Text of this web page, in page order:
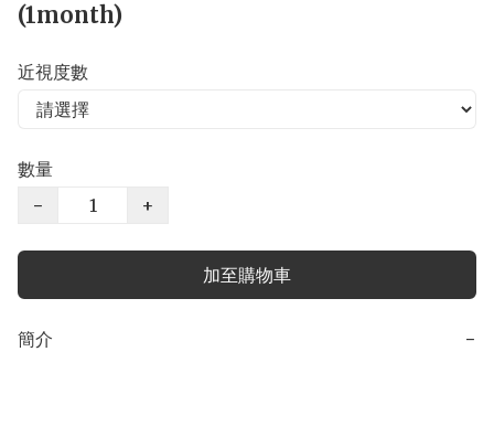
(1month)
近視度數
數量
−
+
加至購物車
簡介 −